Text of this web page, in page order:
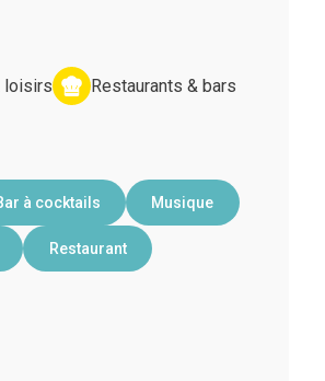
loisirs Restaurants & bars
à cocktails Musique
Restaurant